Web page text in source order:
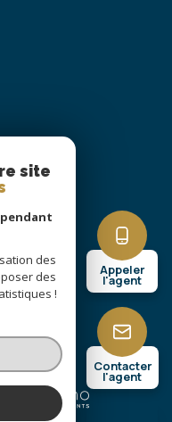
Appeler
l'agent
Contacter
l'agent
site
des
des
!